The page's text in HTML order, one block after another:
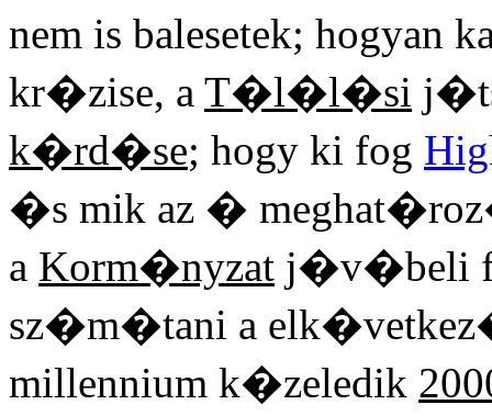
nem is balesetek; hogyan
kr�zise, a T�l�l�si
k�rd�se; hogy ki fog
�s mik az �
a Korm�nyzat j�v�beli
sz�m�tani a
millennium k�zeledik